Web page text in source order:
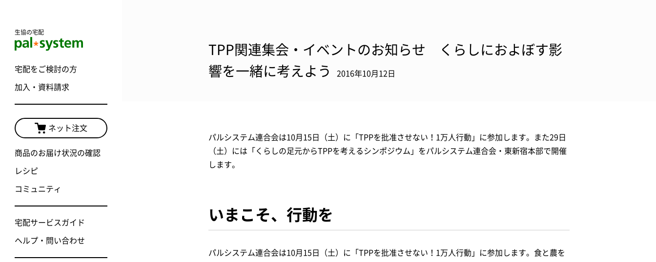
生協の宅配
宅配をご検討の方
加入・資料請求
ネット注文
商品のお届け状況の確認
レシピ
コミュニティ
宅配サービスガイド
ヘルプ・問い合わせ
TPP関連集会・イベントのお知らせ くらしにおよぼす影
響を一緒に考えよう
2016年10月12日
パルシステム連合会は10月15日（土）に「TPPを批准させない！1万人行動」に参加します。また29日
（土）には「くらしの足元からTPPを考えるシンポジウム」をパルシステム連合会・東新宿本部で開催
します。
いまこそ、行動を
パルシステム連合会は10月15日（土）に「TPPを批准させない！1万人行動」に参加します。食と農を